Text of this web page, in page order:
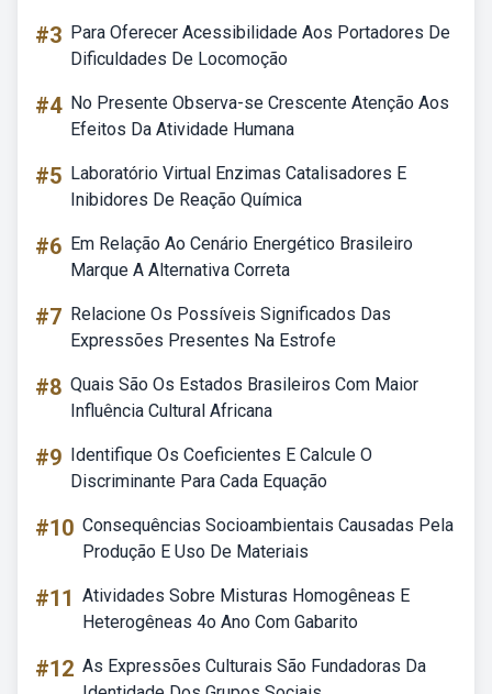
#3 Para Oferecer Acessibilidade Aos Portadores De
Dificuldades De Locomoção
#4 No Presente Observa-se Crescente Atenção Aos
Efeitos Da Atividade Humana
#5 Laboratório Virtual Enzimas Catalisadores E
Inibidores De Reação Química
#6 Em Relação Ao Cenário Energético Brasileiro
Marque A Alternativa Correta
#7 Relacione Os Possíveis Significados Das
Expressões Presentes Na Estrofe
#8 Quais São Os Estados Brasileiros Com Maior
Influência Cultural Africana
#9 Identifique Os Coeficientes E Calcule O
Discriminante Para Cada Equação
#10 Consequências Socioambientais Causadas Pela
Produção E Uso De Materiais
#11 Atividades Sobre Misturas Homogêneas E
Heterogêneas 4o Ano Com Gabarito
#12 As Expressões Culturais São Fundadoras Da